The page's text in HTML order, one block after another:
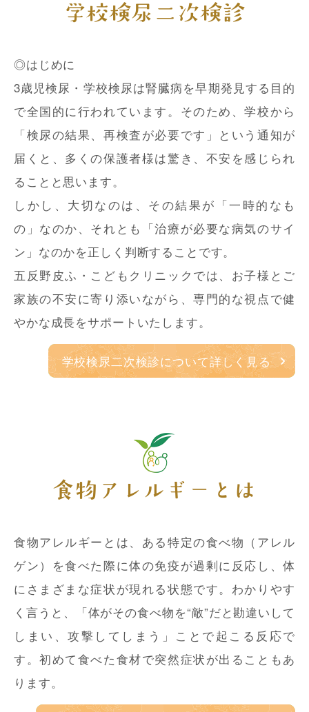
学校検尿二次検診
◎はじめに
3歳児検尿・学校検尿は腎臓病を早期発見する目的
で全国的に行われています。そのため、学校から
「検尿の結果、再検査が必要です」という通知が
届くと、多くの保護者様は驚き、不安を感じられ
ることと思います。
しかし、大切なのは、その結果が「一時的なも
の」なのか、それとも「治療が必要な病気のサイ
ン」なのかを正しく判断することです。
五反野皮ふ・こどもクリニックでは、お子様とご
家族の不安に寄り添いながら、専門的な視点で健
やかな成長をサポートいたします。
学校検尿二次検診について詳しく見る
食物アレルギーとは
食物アレルギーとは、ある特定の食べ物（アレル
ゲン）を食べた際に体の免疫が過剰に反応し、体
にさまざまな症状が現れる状態です。わかりやす
く言うと、「体がその食べ物を“敵”だと勘違いして
しまい、攻撃してしまう」ことで起こる反応で
す。初めて食べた食材で突然症状が出ることもあ
ります。